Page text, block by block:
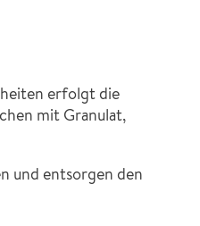
erfolgt die
mit Granulat,
und entsorgen den